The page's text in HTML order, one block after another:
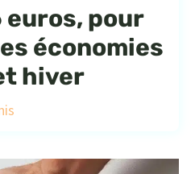
euros, pour
économies
hiver